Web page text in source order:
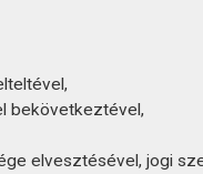
bekövetkeztével,
elvesztésével, jogi